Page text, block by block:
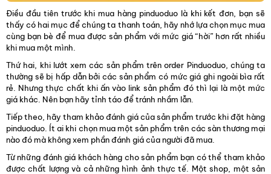
Điều đầu tiên trước khi mua hàng pinduoduo là khi kết đơn, bạn sẽ
thấy có hai mục để chúng ta thanh toán, hãy nhớ lựa chọn mục mua
cùng bạn bè để mua được sản phẩm với mức giá “hời” hơn rất nhiều
khi mua một mình.
Thứ hai, khi lướt xem các sản phẩm trên order Pinduoduo, chúng ta
thường sẽ bị hấp dẫn bởi các sản phẩm có mức giá ghi ngoài bìa rất
rẻ. Nhưng thực chất khi ấn vào link sản phẩm đó thì lại là một mức
giá khác. Nên bạn hãy tỉnh táo để tránh nhầm lẫn.
Tiếp theo, hãy tham khảo đánh giá của sản phẩm trước khi đặt hàng
pinduoduo. Ít ai khi chọn mua một sản phẩm trên các sàn thương mại
nào đó mà không xem phần đánh giá của người đã mua.
Từ những đánh giá khách hàng cho sản phẩm bạn có thể tham khảo
được chất lượng và cả những hình ảnh thực tế. Một shop, một sản